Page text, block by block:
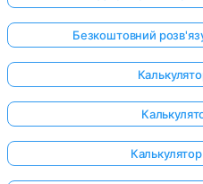
Безкоштовний